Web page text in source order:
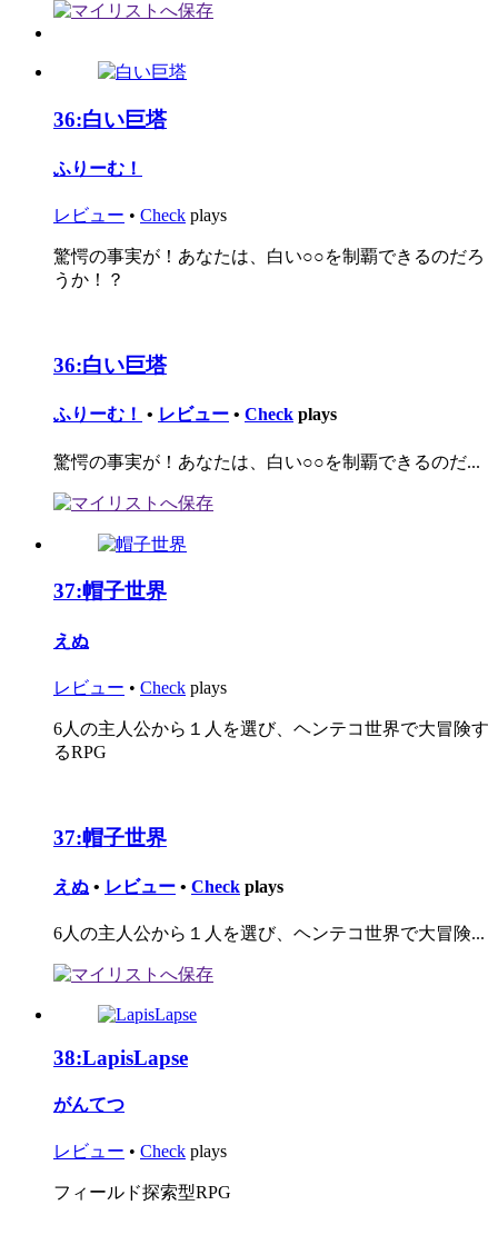
36:白い巨塔
ふりーむ！
レビュー • Check plays
驚愕の事実が！あなたは、白い○○を制覇できるのだろ
うか！？
36:白い巨塔
ふりーむ！ • レビュー • Check plays
驚愕の事実が！あなたは、白い○○を制覇できるのだ...
37:帽子世界
えぬ
レビュー • Check plays
6人の主人公から１人を選び、ヘンテコ世界で大冒険す
るRPG
37:帽子世界
えぬ • レビュー • Check plays
6人の主人公から１人を選び、ヘンテコ世界で大冒険...
38:LapisLapse
がんてつ
レビュー • Check plays
フィールド探索型RPG